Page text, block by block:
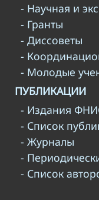
- Научная и
- Гранты
- Диссоветы
-
- Молодые
ПУБЛИКАЦИИ
- Издания
- Список
- Журналы
-
- Список